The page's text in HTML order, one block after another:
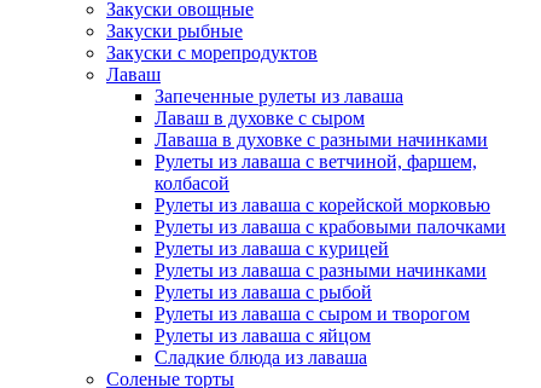
Закуски овощные
Закуски рыбные
Закуски с морепродуктов
Лаваш
Запеченные рулеты из лаваша
Лаваш в духовке с сыром
Лаваша в духовке с разными начинками
Рулеты из лаваша с ветчиной, фаршем,
колбасой
Рулеты из лаваша с корейской морковью
Рулеты из лаваша с крабовыми палочками
Рулеты из лаваша с курицей
Рулеты из лаваша с разными начинками
Рулеты из лаваша с рыбой
Рулеты из лаваша с сыром и творогом
Рулеты из лаваша с яйцом
Сладкие блюда из лаваша
Соленые торты